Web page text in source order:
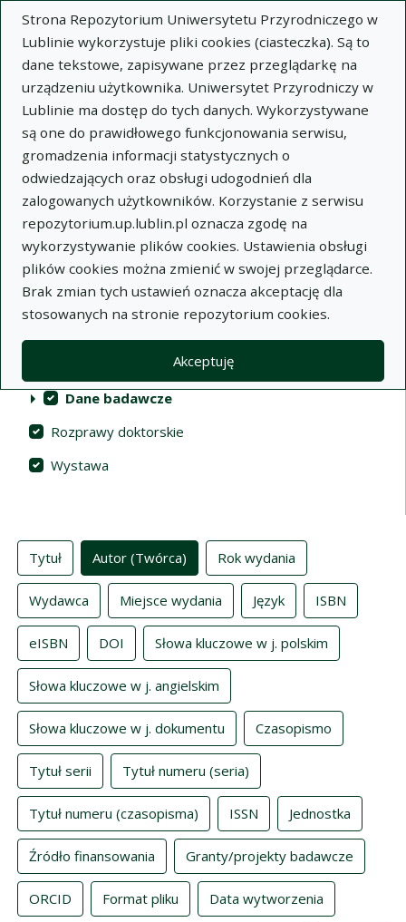
Strona Repozytorium Uniwersytetu Przyrodniczego w
Lublinie wykorzystuje pliki cookies (ciasteczka). Są to
dane tekstowe, zapisywane przez przeglądarkę na
urządzeniu użytkownika. Uniwersytet Przyrodniczy w
Lublinie ma dostęp do tych danych. Wykorzystywane
są one do prawidłowego funkcjonowania serwisu,
gromadzenia informacji statystycznych o
odwiedzających oraz obsługi udogodnień dla
zalogowanych użytkowników. Korzystanie z serwisu
repozytorium.up.lublin.pl oznacza zgodę na
wykorzystywanie plików cookies. Ustawienia obsługi
plików cookies można zmienić w swojej przeglądarce.
Brak zmian tych ustawień oznacza akceptację dla
stosowanych na stronie repozytorium cookies.
Akceptuję
Repozytorium Uniwersytetu
Przyrodniczego w Lublinie
Indeksy
Akcje na kolekcjach Wyczyść Zaznacz wszystko
Kolekcje(automatyczne przeładowanie treści)
Publikacje naukowe
Materiały audiowizualne
Dane badawcze
Rozprawy doktorskie
Wystawa
Indeksy
Tytuł Autor (Twórca) Rok wydania
Wydawca Miejsce wydania Język ISBN
eISBN DOI Słowa kluczowe w j. polskim
Słowa kluczowe w j. angielskim
Słowa kluczowe w j. dokumentu Czasopismo
Tytuł serii Tytuł numeru (seria)
Tytuł numeru (czasopisma) ISSN Jednostka
Źródło finansowania Granty/projekty badawcze
ORCID Format pliku Data wytworzenia